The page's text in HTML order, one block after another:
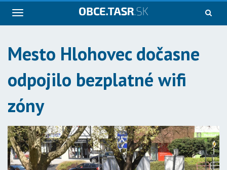
Navigácia
Mesto Hlohovec dočasne
odpojilo bezplatné wifi
zóny